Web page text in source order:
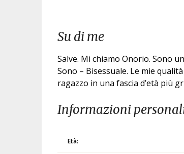
Su di me
Salve. Mi chiamo Onorio. Sono
Sono – Bisessuale. Le mie
ragazzo in una fascia d’età più
Informazioni
Età: